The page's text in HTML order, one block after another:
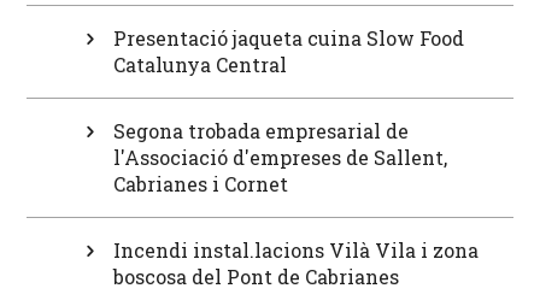
Presentació jaqueta cuina Slow Food
Catalunya Central
Segona trobada empresarial de
l'Associació d'empreses de Sallent,
Cabrianes i Cornet
Incendi instal.lacions Vilà Vila i zona
boscosa del Pont de Cabrianes